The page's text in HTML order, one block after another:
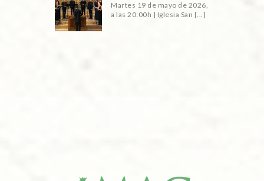
Martes 19 de mayo de 2026,
a las 20:00h | Iglesia San [...]